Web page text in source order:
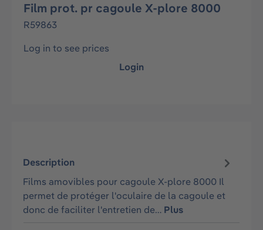
Film prot. pr cagoule X-plore 8000
R59863
Log in to see prices
Login
Description
Films amovibles pour cagoule X-plore 8000 Il
permet de protéger l'oculaire de la cagoule et
donc de faciliter l'entretien de… Plus